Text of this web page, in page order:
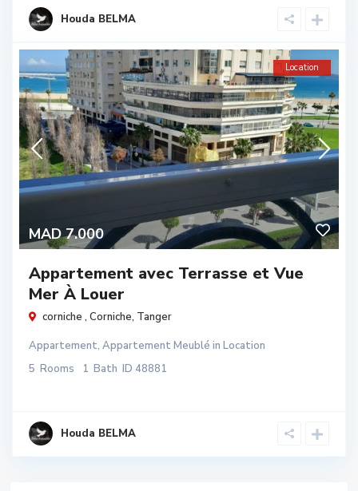
Houda BELMA
MAD 7.000
Location
Appartement avec Terrasse et Vue
Mer À Louer
corniche , Corniche, Tanger
Appartement, Appartement Meublé in Location
5 Rooms 1 Bath ID 48881
Houda BELMA